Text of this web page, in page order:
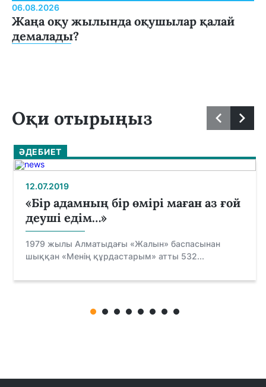
06.08.2026
Жаңа оқу жылында оқушылар қалай
демалады?
Оқи отырыңыз
ӘДЕБИЕТ
12.07.2019
«Бір адамның бір өмірі маған аз ғой
деуші едім…»
1979 жылы Алматыдағы «Жалын» баспасынан
шыққан «Менің құрдастарым» атты 532...